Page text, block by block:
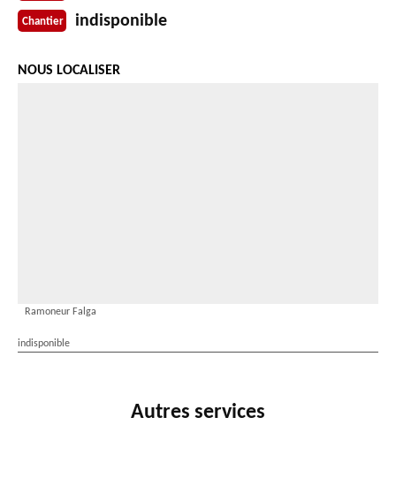
Chantier indisponible
NOUS LOCALISER
Ramoneur Falga
indisponible
Autres services